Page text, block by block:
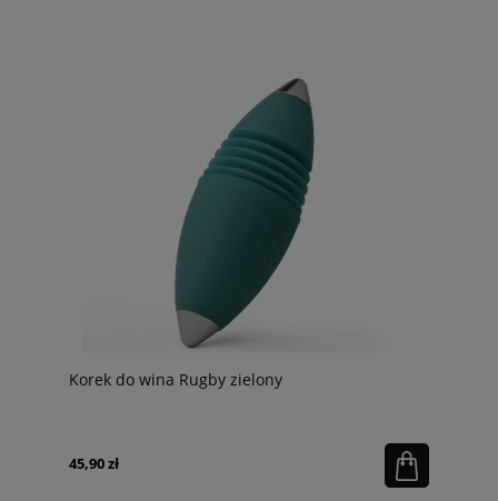
Korek do wina Rugby zielony
45,90 zł